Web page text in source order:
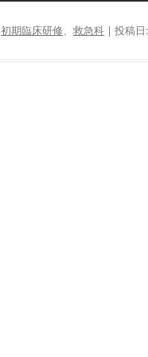
初期臨床研修、 救急科 | 投稿日: